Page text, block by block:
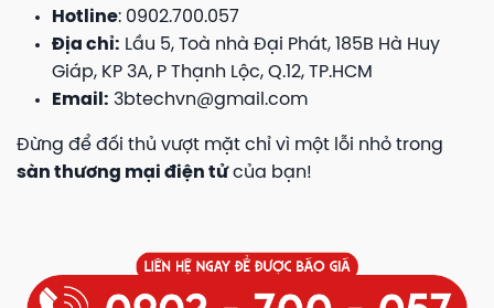
Hotline: 0902.700.057
Địa chỉ: Lầu 5, Toà nhà Đại Phát, 185B Hà Huy
Giáp, KP 3A, P Thạnh Lộc, Q.12, TP.HCM
Email: 3btechvn@gmail.com
Đừng để đối thủ vượt mặt chỉ vì một lỗi nhỏ trong
sàn thương mại điện tửcủa bạn!